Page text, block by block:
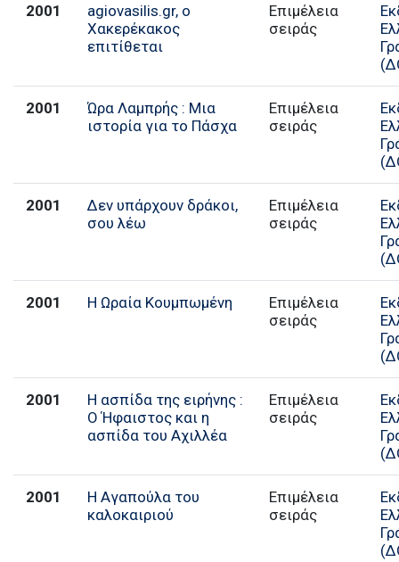
2001
agiovasilis.gr, ο
Χακερέκακος
επιτίθεται
Επιμέλεια
σειράς
2001
Ώρα Λαμπρής : Μια
ιστορία για το Πάσχα
Επιμέλεια
σειράς
2001
Δεν υπάρχουν δράκοι,
σου λέω
Επιμέλεια
σειράς
2001 Η Ωραία Κουμπωμένη
Επιμέλεια
σειράς
2001
Η ασπίδα της ειρήνης :
Ο Ήφαιστος και η
ασπίδα του Αχιλλέα
Επιμέλεια
σειράς
2001
Η Αγαπούλα του
καλοκαιριού
Επιμέλεια
σειράς